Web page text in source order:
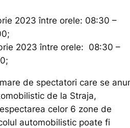
2023 între orele: 08:30 –
2023 între orele: 08:30 –
de spectatori care se
de la Straja,
celor 6 zone de
automobilistic poate fi